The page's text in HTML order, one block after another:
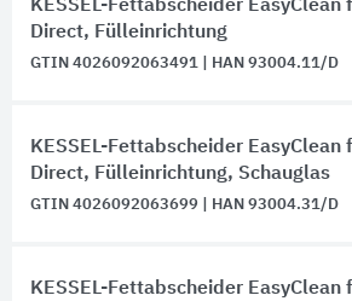
KESSEL-Fettabscheider EasyClean
Direct, Fülleinrichtung
GTIN 4026092063491 | HAN 93004.11/D
KESSEL-Fettabscheider EasyClean
Direct, Fülleinrichtung, Schauglas
GTIN 4026092063699 | HAN 93004.31/D
KESSEL-Fettabscheider EasyClean